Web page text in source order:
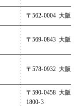
〒562-0004 大阪府
〒569-0843 大阪府
〒578-0932 大阪府
〒590-0458 大阪府
1800-3